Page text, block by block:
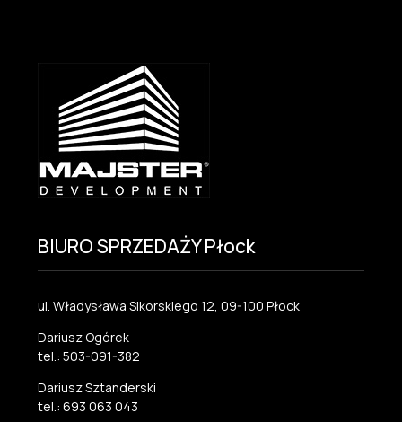
BIURO SPRZEDAŻY Płock
ul. Władysława Sikorskiego 12, 09-100 Płock
Dariusz Ogórek
tel.: 503-091-382
Dariusz Sztanderski
tel.: 693 063 043